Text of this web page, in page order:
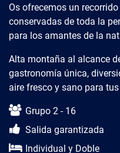
Os ofrecemos un
conservadas de toda la
para los amantes de la
Alta montaña al alcance
gastronomía única,
aire fresco y sano para
Descripción del viaje
Grupo 2 - 16
Salida garantizada
Individual y Doble